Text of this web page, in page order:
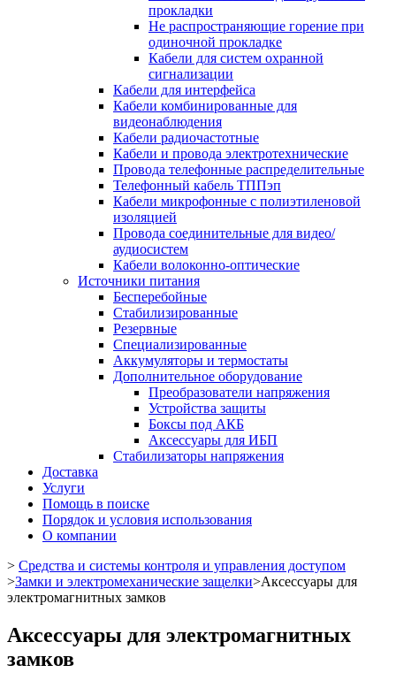
прокладки
Не распространяющие горение при
одиночной прокладке
Кабели для систем охранной
сигнализации
Кабели для интерфейса
Кабели комбинированные для
видеонаблюдения
Кабели радиочастотные
Кабели и провода электротехнические
Провода телефонные распределительные
Телефонный кабель ТППэп
Кабели микрофонные с полиэтиленовой
изоляцией
Провода соединительные для видео/
аудиосистем
Кабели волоконно-оптические
Источники питания
Бесперебойные
Стабилизированные
Резервные
Специализированные
Аккумуляторы и термостаты
Дополнительное оборудование
Преобразователи напряжения
Устройства защиты
Боксы под АКБ
Аксессуары для ИБП
Стабилизаторы напряжения
Доставка
Услуги
Помощь в поиске
Порядок и условия использования
О компании
> Средства и системы контроля и управления доступом
>Замки и электромеханические защелки>Аксессуары для
электромагнитных замков
Аксессуары для электромагнитных
замков